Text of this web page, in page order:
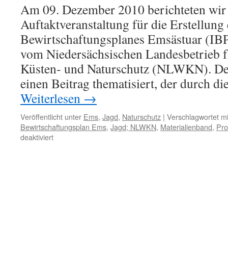
Am 09. Dezember 2010 berichteten
Auftaktveranstaltung für die Erstellung
Bewirtschaftungsplanes Emsästuar
vom Niedersächsischen
Küsten- und Naturschutz (NLWKN).
einen Beitrag thematisiert, der durch
Weiterlesen →
Veröffentlicht unter Ems, Jagd, Naturschutz | Verschlagwortet
Bewirtschaftungsplan Ems, Jagd; NLWKN, Materialienband,
deaktiviertfür